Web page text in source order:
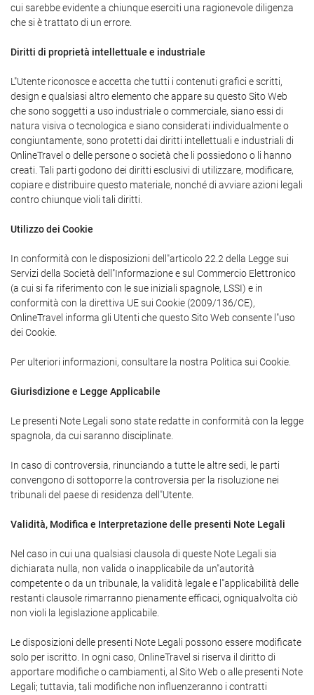
cui sarebbe evidente a chiunque eserciti una ragionevole diligenza
che si è trattato di un errore.
Diritti di proprietà intellettuale e industriale
L"Utente riconosce e accetta che tutti i contenuti grafici e scritti,
design e qualsiasi altro elemento che appare su questo Sito Web
che sono soggetti a uso industriale o commerciale, siano essi di
natura visiva o tecnologica e siano considerati individualmente o
congiuntamente, sono protetti dai diritti intellettuali e industriali di
OnlineTravel o delle persone o società che li possiedono o li hanno
creati. Tali parti godono dei diritti esclusivi di utilizzare, modificare,
copiare e distribuire questo materiale, nonché di avviare azioni legali
contro chiunque violi tali diritti.
Utilizzo dei Cookie
In conformità con le disposizioni dell"articolo 22.2 della Legge sui
Servizi della Società dell"Informazione e sul Commercio Elettronico
(a cui si fa riferimento con le sue iniziali spagnole, LSSI) e in
conformità con la direttiva UE sui Cookie (2009/136/CE),
OnlineTravel informa gli Utenti che questo Sito Web consente l"uso
dei Cookie.
Per ulteriori informazioni, consultare la nostra Politica sui Cookie.
Giurisdizione e Legge Applicabile
Le presenti Note Legali sono state redatte in conformità con la legge
spagnola, da cui saranno disciplinate.
In caso di controversia, rinunciando a tutte le altre sedi, le parti
convengono di sottoporre la controversia per la risoluzione nei
tribunali del paese di residenza dell"Utente.
Validità, Modifica e Interpretazione delle presenti Note Legali
Nel caso in cui una qualsiasi clausola di queste Note Legali sia
dichiarata nulla, non valida o inapplicabile da un"autorità
competente o da un tribunale, la validità legale e l"applicabilità delle
restanti clausole rimarranno pienamente efficaci, ogniqualvolta ciò
non violi la legislazione applicabile.
Le disposizioni delle presenti Note Legali possono essere modificate
solo per iscritto. In ogni caso, OnlineTravel si riserva il diritto di
apportare modifiche o cambiamenti, al Sito Web o alle presenti Note
Legali; tuttavia, tali modifiche non influenzeranno i contratti